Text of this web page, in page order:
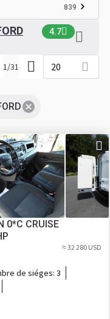
839
4.7
1/31 20
0*C CRUISE
170HP
≈ 32 280 USD
de siéges: 3